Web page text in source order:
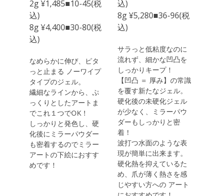
2g ¥1,485■10-45(税
込)
8g ¥4,400■30-80(税
込)
なめらかに伸び、ピタ
っと止まる ノーワイプ
タイプのジェル。
繊細なラインから、ぷ
っくりとしたアートま
でこれ１つでOK！
しっかりと発色し、硬
化後にミラーパウダー
も密着するのでミラー
アートの下絵におすす
めです！
込)
8g ¥5,280■36-96(税
込)
サラっと低粘度なのに
流れず、細かな凹凸を
しっかりキープ！
【凹凸 ＝ 厚み】の常識
を覆す新たなジェル。
硬化後の未硬化ジェル
が少なく、ミラーパウ
ダーもしっかりと密
着！
波打つ水面のような表
現が簡単に出来ます。
硬化熱を抑えているた
め、爪が薄く熱さを感
じやすい方への アート